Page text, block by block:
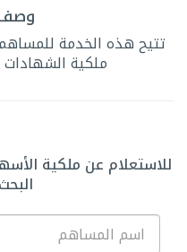
تتيح هذه الخدمة
ملكية الشهادات
للاستعلام عن ملكية